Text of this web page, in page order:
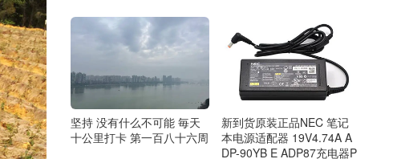
坚持 没有什么不可能 毎天
十公里打卡 第一百八十六周
新到货原装正品NEC 笔记
本电源适配器 19V4.74A A
DP-90YB E ADP87充电器P